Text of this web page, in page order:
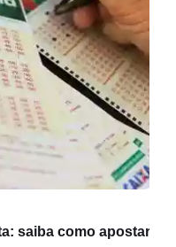
saiba como apostar